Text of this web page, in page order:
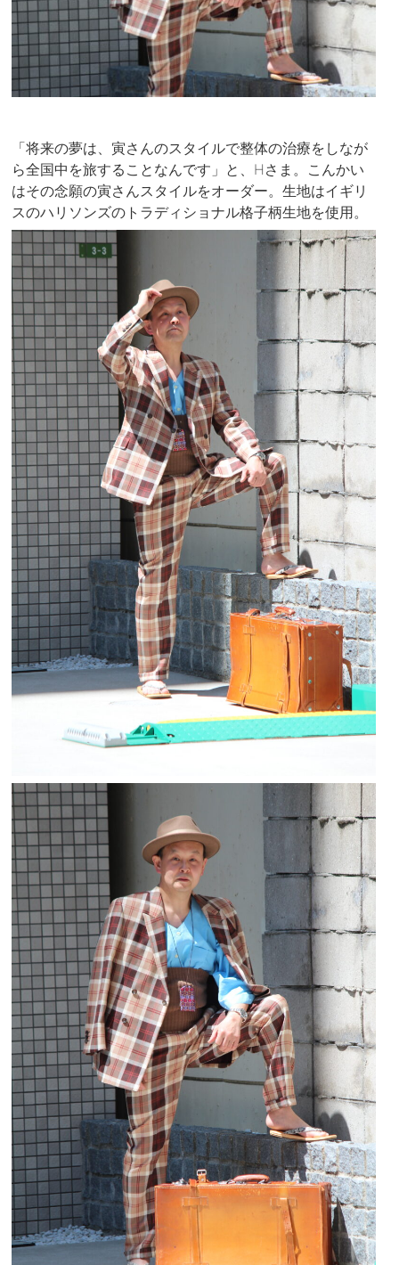
「将来の夢は、寅さんのスタイルで整体の治療をしなが
ら全国中を旅することなんです」と、Hさま。こんかい
はその念願の寅さんスタイルをオーダー。生地はイギリ
スのハリソンズのトラディショナル格子柄生地を使用。